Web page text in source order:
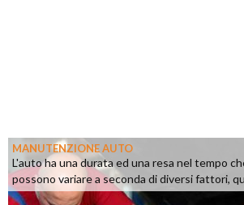
MANUTENZIONE AUTO
L'auto ha una durata ed una resa nel tempo
possono variare a seconda di diversi fattori,